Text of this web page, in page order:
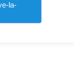
la-